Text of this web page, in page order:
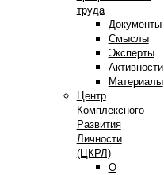
труда
Документы
Смыслы
Эксперты
Активности
Материалы
Центр
Комплексного
Развития
Личности
(ЦКРЛ)
О